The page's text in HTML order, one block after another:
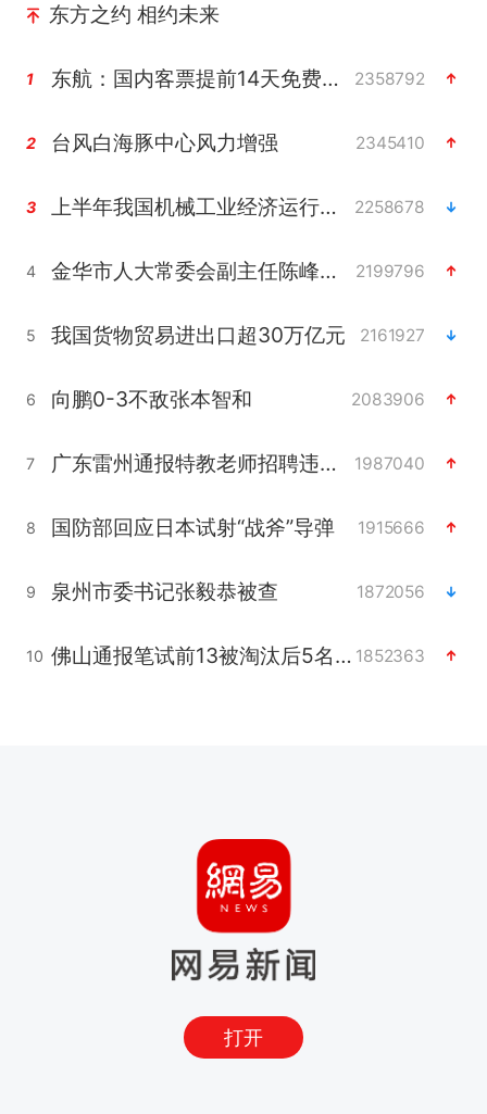
东方之约 相约未来
1 东航：国内客票提前14天免费退改 2358792
2 台风白海豚中心风力增强 2345410
3 上半年我国机械工业经济运行稳中有进 2258678
4 金华市人大常委会副主任陈峰齐被查 2199796
5 我国货物贸易进出口超30万亿元 2161927
6 向鹏0-3不敌张本智和 2083906
7 广东雷州通报特教老师招聘违规事件 1987040
8 国防部回应日本试射“战斧”导弹 1915666
9 泉州市委书记张毅恭被查 1872056
10 佛山通报笔试前13被淘汰后5名进体检 1852363
打开